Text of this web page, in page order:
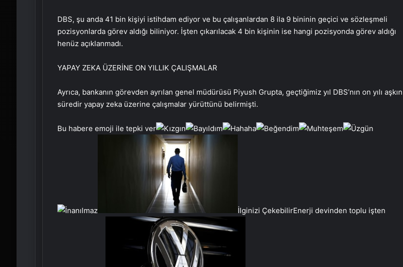
DBS, şu anda 41 bin kişiyi istihdam ediyor ve bu çalışanlardan 8 ila 9 bininin geçici ve sözleşmeli
pozisyonlarda görev aldığı biliniyor. İşten çıkarılacak 4 bin kişinin ise hangi pozisyonda görev aldığı
henüz açıklanmadı.
YAPAY ZEKA ÜZERİNE ON YILLIK ÇALIŞMALAR
Ayrıca, bankanın görevden ayrılan genel müdürüsü Piyush Grupta, geçtiğimiz yıl DBS’nın on yılı aşkın
süredir yapay zeka üzerine çalışmalar yürüttünü belirmişti.
Bu habere emoji ile tepki ver
İlginizi ÇekebilirEnerji devinden toplu işten